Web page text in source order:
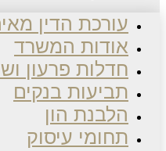
עורכת הדין מאיה
אודות המשרד
חדלות פרעון
תביעות בנקים
הלבנת הון
תחומי עיסוק